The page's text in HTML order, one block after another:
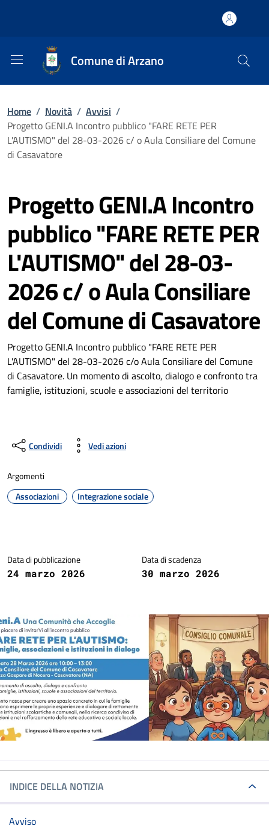
Comune di Arzano
Home / Novità / Avvisi /
Progetto GENI.A Incontro pubblico "FARE RETE PER
L'AUTISMO" del 28-03-2026 c/ o Aula Consiliare del Comune
di Casavatore
Progetto GENI.A Incontro
pubblico "FARE RETE PER
L'AUTISMO" del 28-03-
2026 c/ o Aula Consiliare
del Comune di Casavatore
Progetto GENI.A Incontro pubblico "FARE RETE PER
L'AUTISMO" del 28-03-2026 c/o Aula Consiliare del Comune
di Casavatore. Un momento di ascolto, dialogo e confronto tra
famiglie, istituzioni, scuole e associazioni del territorio
Condividi Vedi azioni
Argomenti
Associazioni
Integrazione sociale
Data di pubblicazione
24 marzo 2026
Data di scadenza
30 marzo 2026
INDICE DELLA NOTIZIA
Avviso